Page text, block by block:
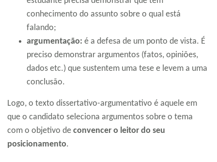
conhecimento do assunto sobre o qual está
falando;
argumentação: é a defesa de um ponto de vista. É
preciso demonstrar argumentos (fatos, opiniões,
dados etc.) que sustentem uma tese e levem a uma
conclusão.
Logo, o texto dissertativo-argumentativo é aquele em
que o candidato seleciona argumentos sobre o tema
com o objetivo de convencer o leitor do seu
posicionamento.